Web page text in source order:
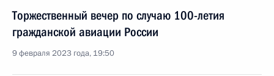
Торжественный вечер по случаю 100-летия
гражданской авиации России
9 февраля 2023 года, 19:50